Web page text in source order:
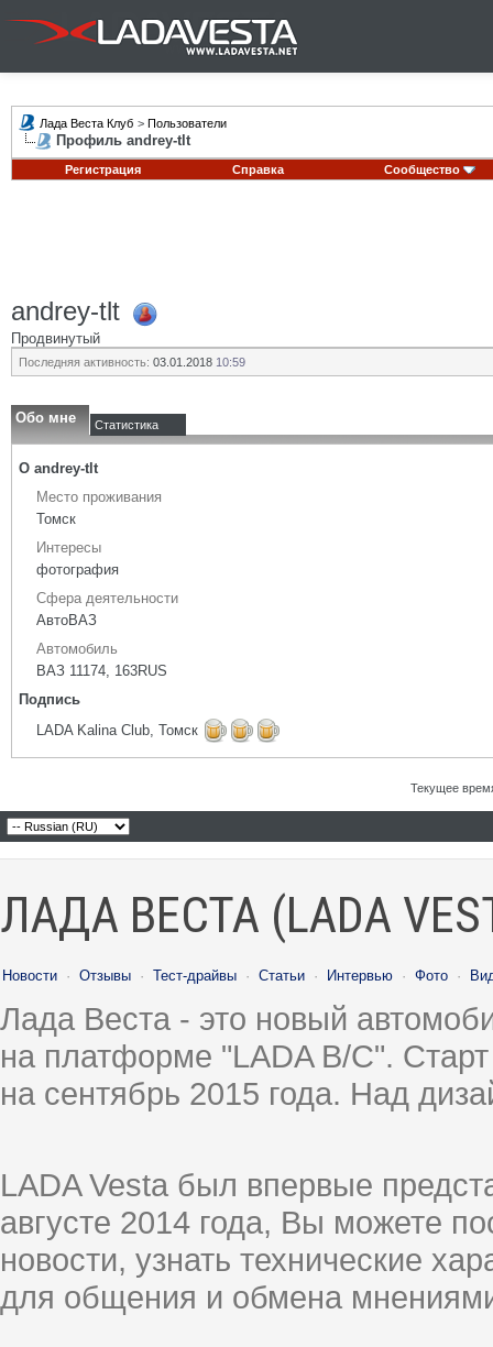
Лада Веста Клуб > Пользователи
Профиль andrey-tlt
Регистрация Справка Сообщество
andrey-tlt
Продвинутый
Последняя активность: 03.01.2018 10:59
Обо мне Статистика
О andrey-tlt
Место проживания
Томск
Интересы
фотография
Сфера деятельности
АвтоВАЗ
Автомобиль
ВАЗ 11174, 163RUS
Подпись
LADA Kalina Club, Томск
Текущее
ЛАДА ВЕСТА (LADA
Новости · Отзывы · Тест-драйвы · Статьи · Интервью · Фото ·
Лада Веста - это новый
на платформе "LADA B/C".
на сентябрь 2015 года. Над
LADA Vesta был впервые
августе 2014 года, Вы можете
новости, узнать технические
для общения и обмена